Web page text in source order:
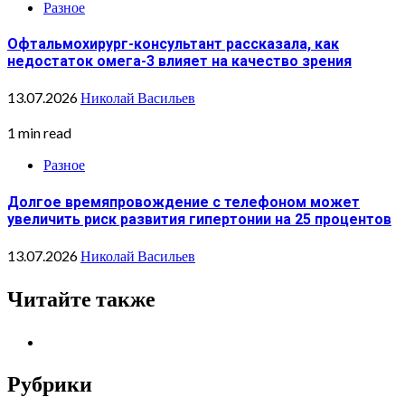
Разное
Офтальмохирург-консультант рассказала, как
недостаток омега-3 влияет на качество зрения
13.07.2026Николай Васильев
1 min read
Разное
Долгое времяпровождение с телефоном может
увеличить риск развития гипертонии на 25 процентов
13.07.2026Николай Васильев
Читайте также
Рубрики